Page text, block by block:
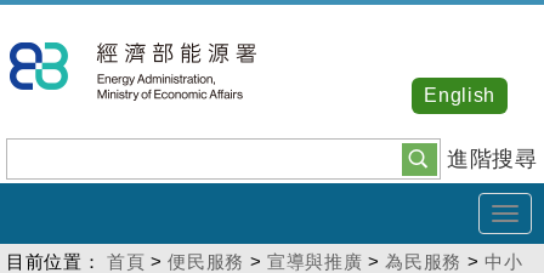
到
主
內
容
進階搜尋
English
目前位置： 首頁 >便民服務 >宣導與推廣 >為民服務 >中小